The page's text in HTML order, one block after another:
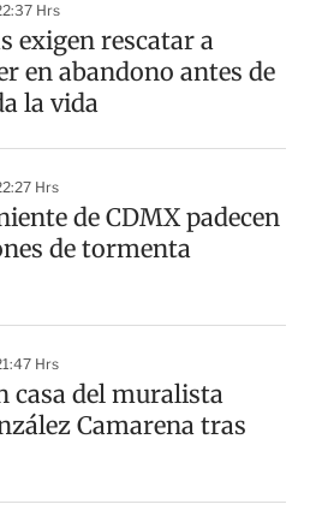
Hrs
exigen rescatar a
en abandono antes de
la vida
Hrs
de CDMX padecen
de tormenta
Hrs
casa del muralista
Camarena tras